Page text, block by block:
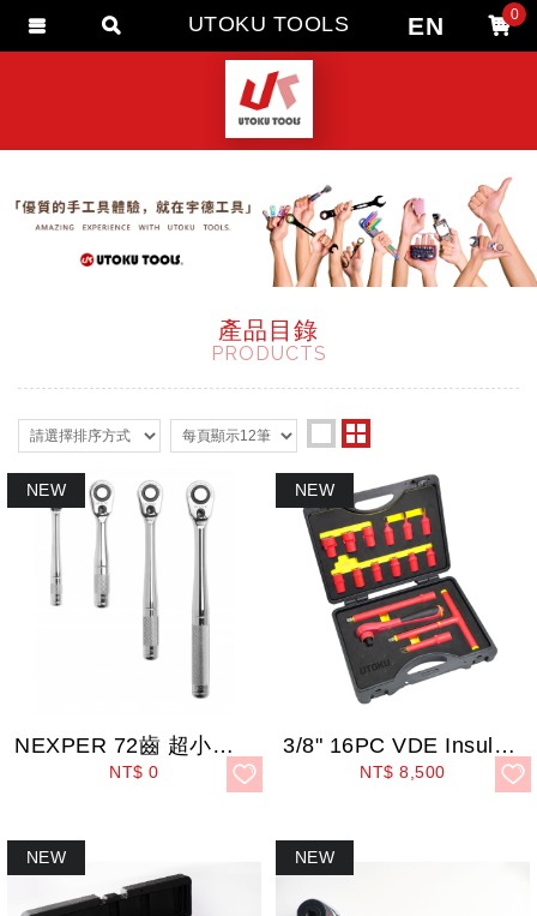
產品目錄
PRODUCTS
NEXPER 72齒 超小頭葫蘆柄
NT$ 0
3/8" 16PC VDE Insulated Ratchet Handle S...
NT$ 8,500
UTOKU TOOLS EN 0
會員登入
會員註冊
忘記密碼
追蹤清單
匯款通知